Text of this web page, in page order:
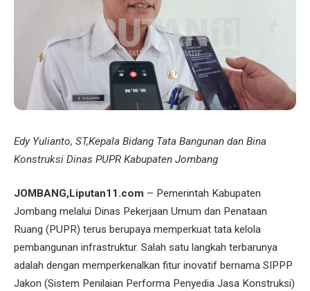
Edy Yulianto, ST,Kepala Bidang Tata Bangunan dan Bina
Konstruksi Dinas PUPR Kabupaten Jombang
JOMBANG,Liputan11.com – Pemerintah Kabupaten
Jombang melalui Dinas Pekerjaan Umum dan Penataan
Ruang (PUPR) terus berupaya memperkuat tata kelola
pembangunan infrastruktur. Salah satu langkah terbarunya
adalah dengan memperkenalkan fitur inovatif bernama SIPPP
Jakon (Sistem Penilaian Performa Penyedia Jasa Konstruksi)